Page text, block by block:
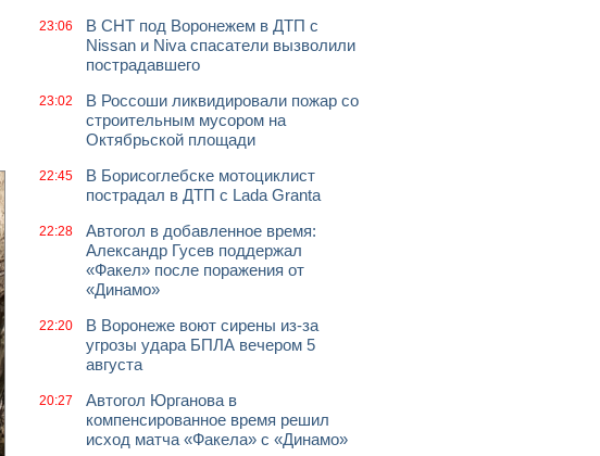
23:06
В СНТ под Воронежем в ДТП с
Nissan и Niva спасатели вызволили
пострадавшего
23:02
В Россоши ликвидировали пожар со
строительным мусором на
Октябрьской площади
22:45
В Борисоглебске мотоциклист
пострадал в ДТП с Lada Granta
22:28
Автогол в добавленное время:
Александр Гусев поддержал
«Факел» после поражения от
«Динамо»
22:20
В Воронеже воют сирены из-за
угрозы удара БПЛА вечером 5
августа
20:27
Автогол Юрганова в
компенсированное время решил
исход матча «Факела» с «Динамо»